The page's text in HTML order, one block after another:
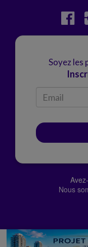
Soyez les
Nous
© Alloj.